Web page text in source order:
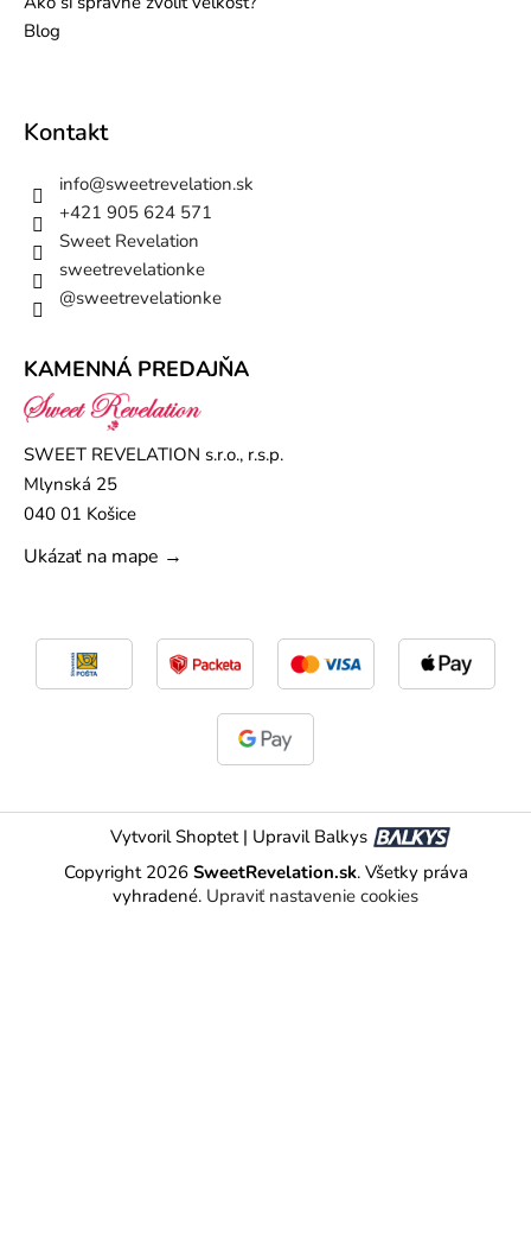
Blog
Kontakt
info@sweetrevelation.sk
+421 905 624 571
Sweet Revelation
sweetrevelationke
@sweetrevelationke
KAMENNÁ PREDAJŇA
SWEET REVELATION s.r.o., r.s.p.
Mlynská 25
040 01 Košice
Ukázať na mape →
Vytvoril Shoptet | Upravil Balkys
Copyright 2026 SweetRevelation.sk. Všetky práva
vyhradené. Upraviť nastavenie cookies